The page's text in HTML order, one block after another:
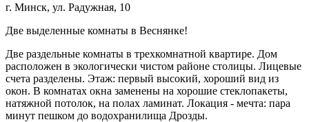
г. Минск, ул. Радужная, 10
Две выделенные комнаты в Веснянке!
Две раздельные комнаты в трехкомнатной квартире. Дом
расположен в экологически чистом районе столицы. Лицевые
счета разделены. Этаж: первый высокий, хороший вид из
окон. В комнатах окна заменены на хорошие стеклопакеты,
натяжной потолок, на полах ламинат. Локация - мечта: пара
минут пешком до водохранилища Дрозды.